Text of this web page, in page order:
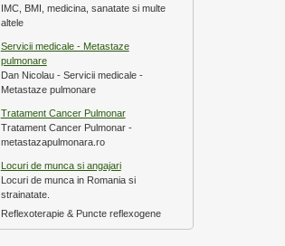
IMC, BMI, medicina, sanatate si multe
altele
Servicii medicale - Metastaze
pulmonare
Dan Nicolau - Servicii medicale -
Metastaze pulmonare
Tratament Cancer Pulmonar
Tratament Cancer Pulmonar -
metastazapulmonara.ro
Locuri de munca si angajari
Locuri de munca in Romania si
strainatate.
Reflexoterapie & Puncte reflexogene